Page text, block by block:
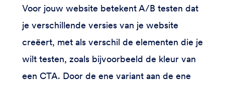
Voor jouw website betekent A/B testen dat
je verschillende versies van je website
creëert, met als verschil de elementen die je
wilt testen, zoals bijvoorbeeld de kleur van
een CTA. Door de ene variant aan de ene